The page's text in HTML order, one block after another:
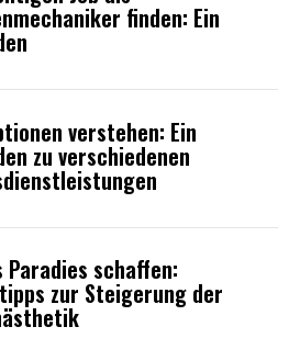
finden: Ein
verstehen: Ein
zu verschiedenen
Paradies schaffen:
zur Steigerung der